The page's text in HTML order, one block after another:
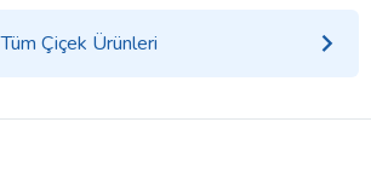
Tüm Çiçek Ürünleri